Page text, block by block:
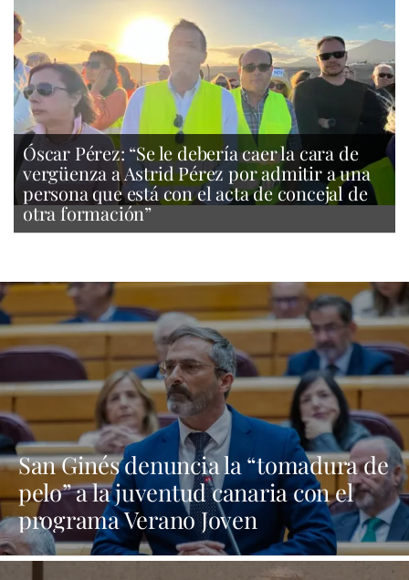
Óscar Pérez: “Se le debería caer la cara de
vergüenza a Astrid Pérez por admitir a una
persona que está con el acta de concejal de
otra formación”
San Ginés denuncia la “tomadura de
pelo” a la juventud canaria con el
programa Verano Joven